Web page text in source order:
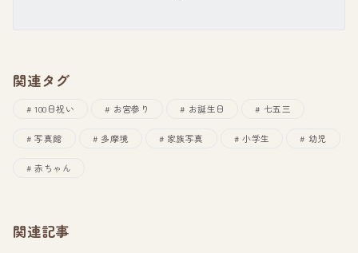
関連タグ
100日祝い お宮参り お誕生日 七五三
写真館 多摩境 家族写真 小学生 幼児
赤ちゃん
関連記事